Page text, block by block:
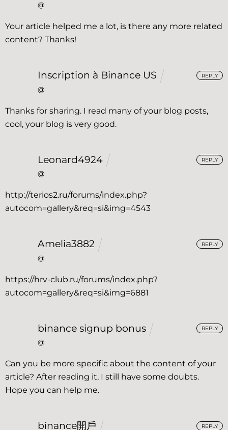
@
Your article helped me a lot, is there any more related
content? Thanks!
Inscription à Binance US
@
Thanks for sharing. I read many of your blog posts,
cool, your blog is very good.
REPLY
Leonard4924
@
http://terios2.ru/forums/index.php?
autocom=gallery&req=si&img=4543
REPLY
Amelia3882
@
https://hrv-club.ru/forums/index.php?
autocom=gallery&req=si&img=6881
REPLY
binance signup bonus
@
Can you be more specific about the content of your
article? After reading it, I still have some doubts.
Hope you can help me.
REPLY
binance開戶 REPLY